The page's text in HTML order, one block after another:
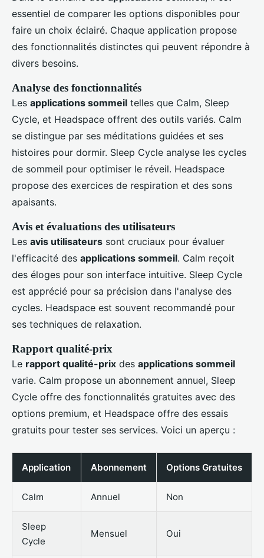
essentiel de comparer les options disponibles pour
faire un choix éclairé. Chaque application propose
des fonctionnalités distinctes qui peuvent répondre à
divers besoins.
Analyse des fonctionnalités
Les applications sommeil telles que Calm, Sleep
Cycle, et Headspace offrent des outils variés. Calm
se distingue par ses méditations guidées et ses
histoires pour dormir. Sleep Cycle analyse les cycles
de sommeil pour optimiser le réveil. Headspace
propose des exercices de respiration et des sons
apaisants.
Avis et évaluations des utilisateurs
Les avis utilisateurs sont cruciaux pour évaluer
l'efficacité des applications sommeil. Calm reçoit
des éloges pour son interface intuitive. Sleep Cycle
est apprécié pour sa précision dans l'analyse des
cycles. Headspace est souvent recommandé pour
ses techniques de relaxation.
Rapport qualité-prix
Le rapport qualité-prix des applications sommeil
varie. Calm propose un abonnement annuel, Sleep
Cycle offre des fonctionnalités gratuites avec des
options premium, et Headspace offre des essais
gratuits pour tester ses services. Voici un aperçu :
Application Abonnement Options Gratuites
Calm Annuel Non
Sleep
Cycle
Mensuel Oui